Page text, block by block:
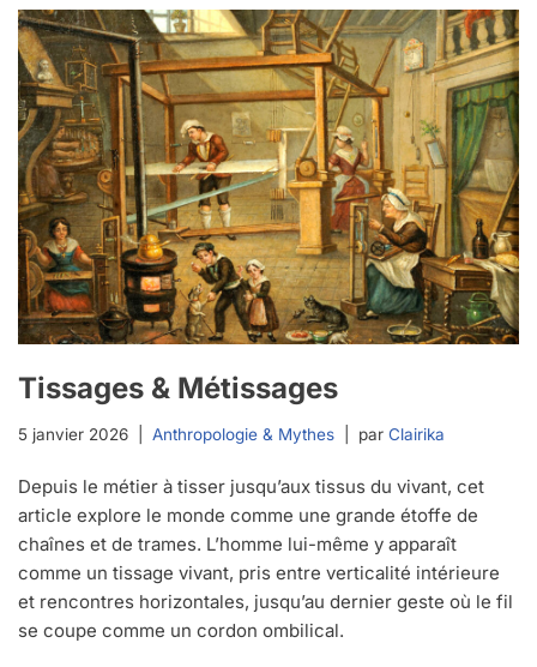
Tissages & Métissages
5 janvier 2026 Anthropologie & Mythes par Clairika
Depuis le métier à tisser jusqu’aux tissus du vivant, cet
article explore le monde comme une grande étoffe de
chaînes et de trames. L’homme lui-même y apparaît
comme un tissage vivant, pris entre verticalité intérieure
et rencontres horizontales, jusqu’au dernier geste où le fil
se coupe comme un cordon ombilical.